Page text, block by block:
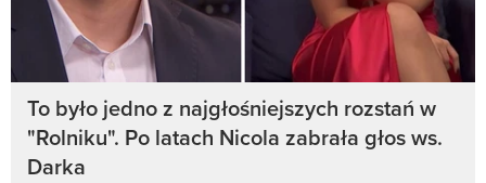
To było jedno z najgłośniejszych rozstań w
"Rolniku". Po latach Nicola zabrała głos ws.
Darka